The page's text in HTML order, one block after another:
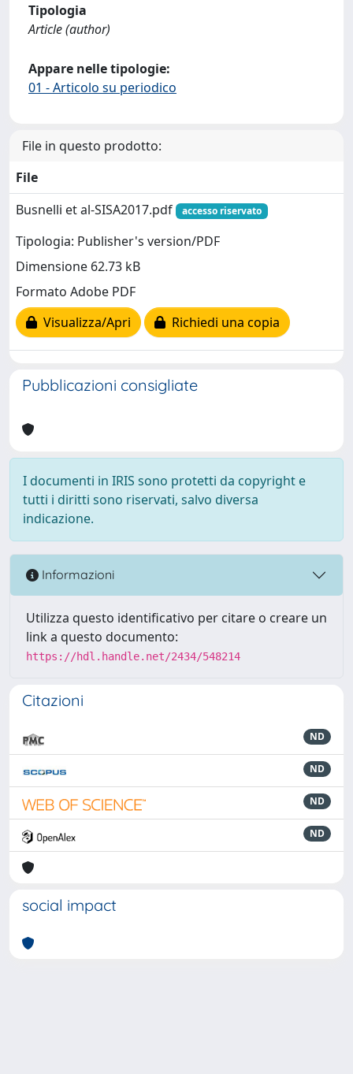
Tipologia
Article (author)
Appare nelle tipologie:
01 - Articolo su periodico
File in questo prodotto:
File
Busnelli et al-SISA2017.pdf
accesso riservato
Tipologia: Publisher's version/PDF
Dimensione 62.73 kB
Formato Adobe PDF
Visualizza/Apri
Richiedi una copia
Pubblicazioni consigliate
I documenti in IRIS sono protetti da copyright e
tutti i diritti sono riservati, salvo diversa
indicazione.
Informazioni
Utilizza questo identificativo per citare o creare un
link a questo documento:
https://hdl.handle.net/2434/548214
Citazioni
ND
ND
ND
ND
social impact